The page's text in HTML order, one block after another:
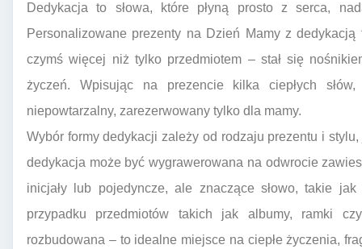
Dedykacja to słowa, które płyną prosto z serca,
Personalizowane prezenty na Dzień Mamy z
czymś więcej niż tylko przedmiotem – stał się
życzeń. Wpisując na prezencie kilka ciepłych
niepowtarzalny, zarezerwowany tylko dla mamy.
Wybór formy dedykacji zależy od rodzaju prezentu i
dedykacja może być wygrawerowana na odwrocie
inicjały lub pojedyncze, ale znaczące słowo, takie jak
przypadku przedmiotów takich jak albumy, ramki
rozbudowana – to idealne miejsce na ciepłe życzenia,